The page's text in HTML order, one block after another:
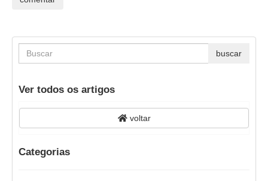
Ver todos os artigos
voltar
Categorias